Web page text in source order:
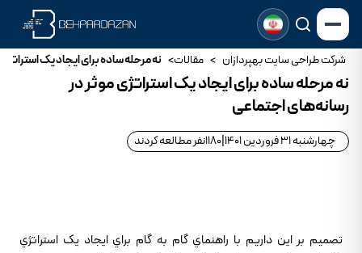
شرکت طراحی سایت بهپردازان > مقالات> نه مرحله ساده برای ایجاد یک
نه مرحله ساده برای ایجاد یک استراتژی موثر در
رسانه‌های اجتماعی
چهارشنبه 31 فروردین 1401 1180نفر مطالعه کردند
تصميم بر اين داريم با راهنماي گام به گام براي ايجاد يک استراتژي